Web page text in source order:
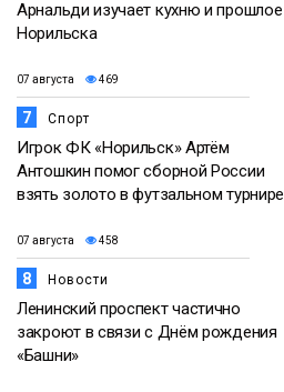
Арнальди изучает кухню и прошлое
Норильска
07 августа 469
7 Спорт
Игрок ФК «Норильск» Артём
Антошкин помог сборной России
взять золото в футзальном турнире
07 августа 458
8 Новости
Ленинский проспект частично
закроют в связи с Днём рождения
«Башни»